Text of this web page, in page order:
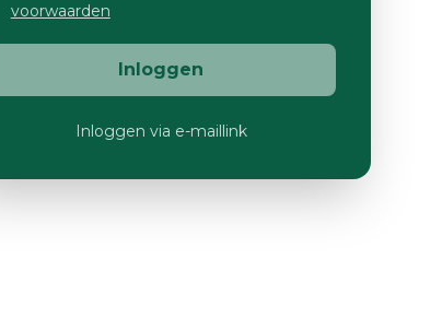
voorwaarden
Inloggen
Inloggen via e-maillink